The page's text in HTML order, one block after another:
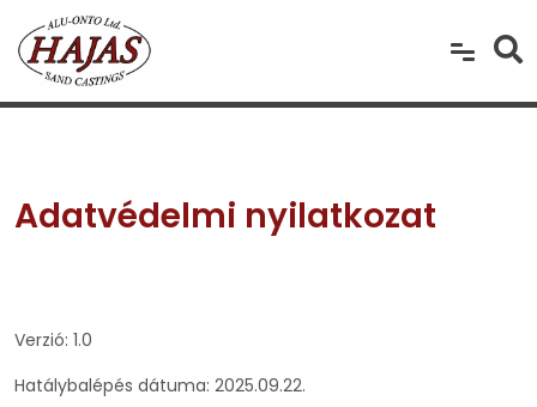
Adatvédelmi nyilatkozat
Verzió: 1.0
Hatálybalépés dátuma: 2025.09.22.